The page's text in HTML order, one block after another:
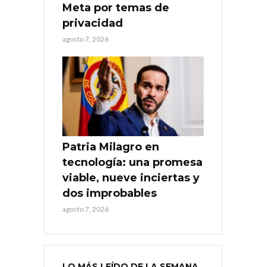
Meta por temas de
privacidad
agosto 7, 2026
Patria Milagro en
tecnología: una promesa
viable, nueve inciertas y
dos improbables
agosto 7, 2026